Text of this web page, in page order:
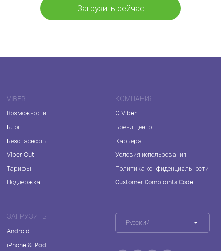
Загрузить сейчас
VIBER
Возможности
Блог
Безопасность
Viber Out
Тарифы
Поддержка
КОМПАНИЯ
О Viber
Бренд-центр
Карьера
Условия использования
Политика конфиденциальности
Customer Complaints Code
ЗАГРУЗИТЬ
Android
iPhone & iPad
Русский